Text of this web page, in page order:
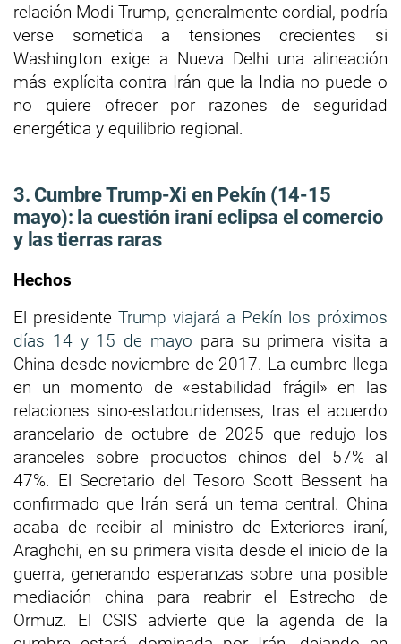
relación Modi-Trump, generalmente cordial, podría
verse sometida a tensiones crecientes si
Washington exige a Nueva Delhi una alineación
más explícita contra Irán que la India no puede o
no quiere ofrecer por razones de seguridad
energética y equilibrio regional.
3. Cumbre Trump-Xi en Pekín (14-15
mayo): la cuestión iraní eclipsa el comercio
y las tierras raras
Hechos
El presidente Trump viajará a Pekín los próximos
días 14 y 15 de mayo para su primera visita a
China desde noviembre de 2017. La cumbre llega
en un momento de «estabilidad frágil» en las
relaciones sino-estadounidenses, tras el acuerdo
arancelario de octubre de 2025 que redujo los
aranceles sobre productos chinos del 57% al
47%. El Secretario del Tesoro Scott Bessent ha
confirmado que Irán será un tema central. China
acaba de recibir al ministro de Exteriores iraní,
Araghchi, en su primera visita desde el inicio de la
guerra, generando esperanzas sobre una posible
mediación china para reabrir el Estrecho de
Ormuz. El CSIS advierte que la agenda de la